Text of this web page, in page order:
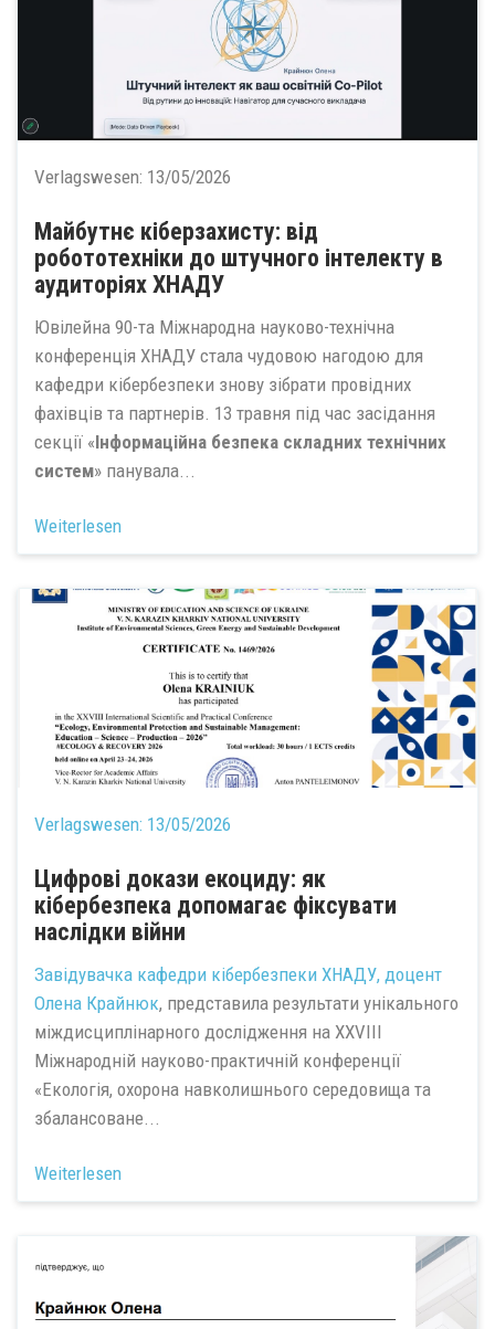
Verlagswesen: 13/05/2026
Майбутнє кіберзахисту: від
робототехніки до штучного інтелекту в
аудиторіях ХНАДУ
Ювілейна 90-та Міжнародна науково-технічна
конференція ХНАДУ стала чудовою нагодою для
кафедри кібербезпеки знову зібрати провідних
фахівців та партнерів. 13 травня під час засідання
секції «Інформаційна безпека складних технічних
систем» панувала...
Weiterlesen
Verlagswesen: 13/05/2026
Цифрові докази екоциду: як
кібербезпека допомагає фіксувати
наслідки війни
Завідувачка кафедри кібербезпеки ХНАДУ, доцент
Олена Крайнюк, представила результати унікального
міждисциплінарного дослідження на XXVIII
Міжнародній науково-практичній конференції
«Екологія, охорона навколишнього середовища та
збалансоване...
Weiterlesen